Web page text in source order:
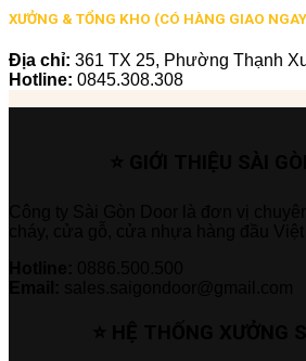
XƯỞNG & TỔNG KHO (CÓ HÀNG GIAO
Địa chỉ: 361 TX 25, Phường Thạnh
Hotline: 0845.308.308